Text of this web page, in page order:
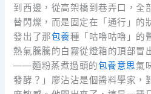
到西邊，從高架橋到巷弄口，全
替閃爍，而是固定在「通行」的
發出了那包養種「咕嚕咕嚕」的
熱氣騰騰的白霧從燈箱的頂部冒
——麵粉蒸煮過頭的包養意思氣
發酵？」廖沾沾是個醬料學家，